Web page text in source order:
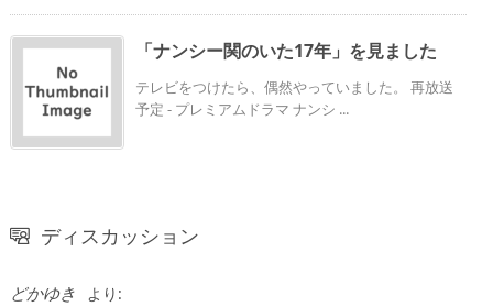
「ナンシー関のいた17年」を見ました
テレビをつけたら、偶然やっていました。 再放送
予定 - プレミアムドラマ ナンシ ...
ディスカッション
どかゆき
より: